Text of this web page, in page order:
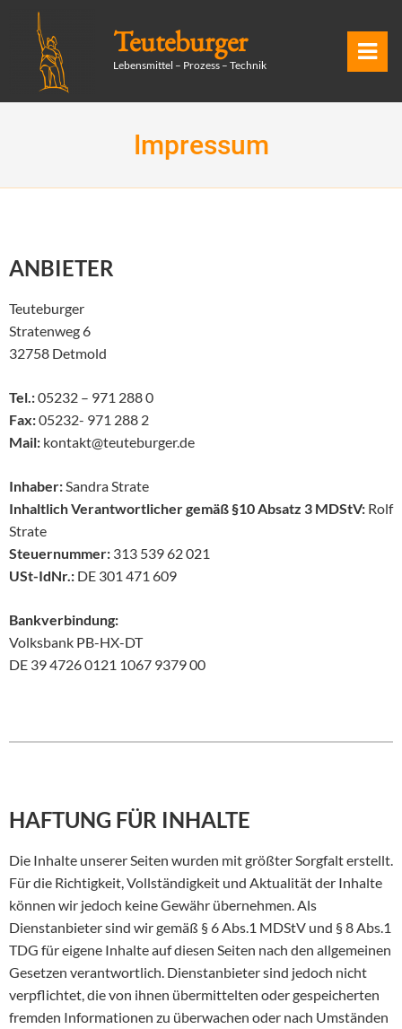
content
Teuteburger
Lebensmittel – Prozess – Technik
Impressum
ANBIETER
Teuteburger
Stratenweg 6
32758 Detmold
Tel.:05232 – 971 288 0
Fax:05232- 971 288 2
Mail: kontakt@teuteburger.de
Inhaber:Sandra Strate
Inhaltlich Verantwortlicher gemäß §10 Absatz 3 MDStV: Rolf
Strate
Steuernummer: 313 539 62 021
USt-IdNr.: DE 301 471 609
Bankverbindung:
Volksbank PB-HX-DT
DE 39 4726 0121 1067 9379 00
HAFTUNG FÜR INHALTE
Die Inhalte unserer Seiten wurden mit größter Sorgfalt erstellt.
Für die Richtigkeit, Vollständigkeit und Aktualität der Inhalte
können wir jedoch keine Gewähr übernehmen. Als
Dienstanbieter sind wir gemäß § 6 Abs.1 MDStV und § 8 Abs.1
TDG für eigene Inhalte auf diesen Seiten nach den allgemeinen
Gesetzen verantwortlich. Dienstanbieter sind jedoch nicht
verpflichtet, die von ihnen übermittelten oder gespeicherten
fremden Informationen zu überwachen oder nach Umständen